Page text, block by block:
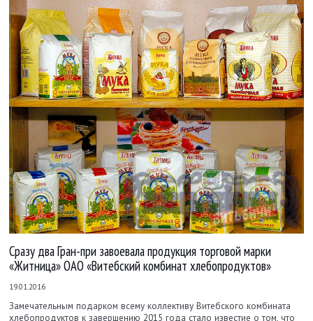
Сразу два Гран-при завоевала продукция торговой марки
«Житница» ОАО «Витебский комбинат хлебопродуктов»
19.01.2016
Замечательным подарком всему коллективу Витебского комбината
хлебопродуктов к завершению 2015 года стало известие о том, что